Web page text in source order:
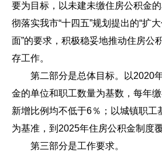
要为目标，以未建未缴住房公积金
彻落实我市“十四五”规划提出的“扩
面”的要求，积极稳妥地推动住房公
存工作。
第二部分是总体目标。以2020
金的单位和职工数量为基数，每年
新增比例均不低于6％；以城镇职工
为基准，到2025年住房公积金制度
第三部分是工作要求。